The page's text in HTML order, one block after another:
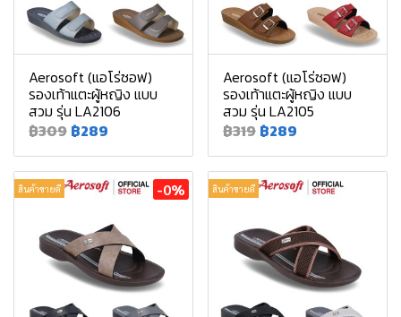
Aerosoft (แอโร่ซอฟ)
รองเท้าแตะผู้หญิง แบบ
สวม รุ่น LA2106
฿309 ฿289
Aerosoft (แอโร่ซอฟ)
รองเท้าแตะผู้หญิง แบบ
สวม รุ่น LA2105
฿319 ฿289
สินค้าขายดี -0% สินค้าขายดี